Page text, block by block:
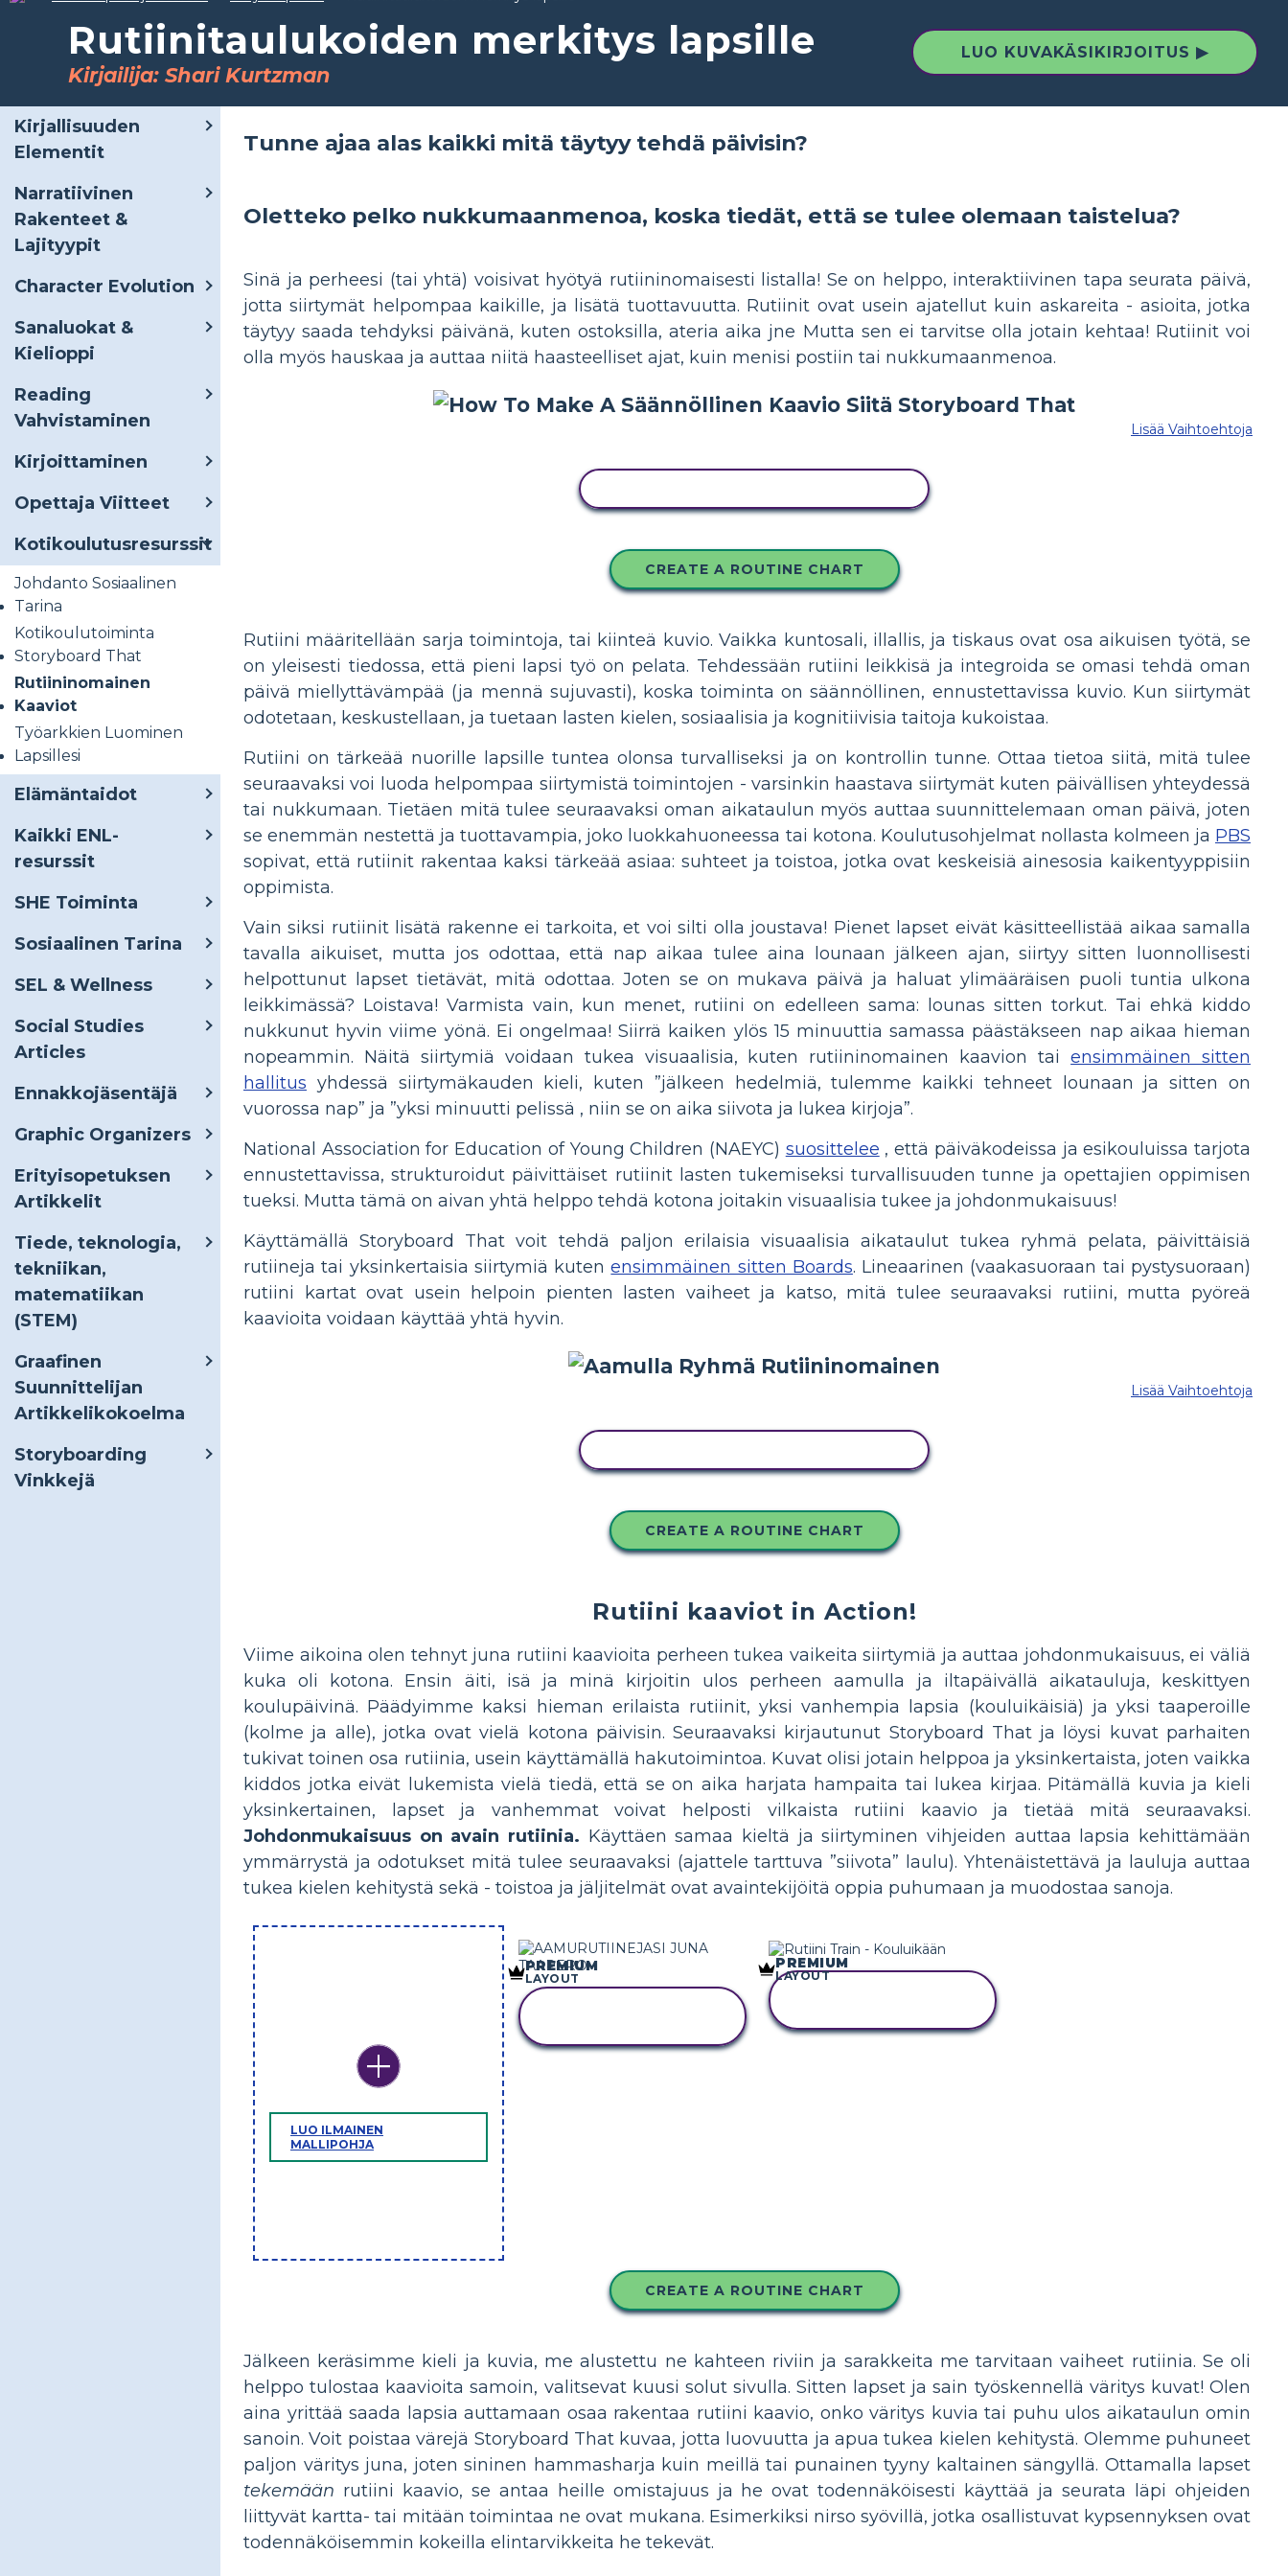
Rutiinitaulukoiden merkitys lapsille
Kirjailija: Shari Kurtzman
LUO KUVAKÄSIKIRJOITUS ▶
Kirjallisuuden
Elementit
Narratiivinen
Rakenteet &
Lajityypit
Character Evolution
Sanaluokat &
Kielioppi
Reading
Vahvistaminen
Kirjoittaminen
Opettaja Viitteet
Kotikoulutusresurssit
Johdanto Sosiaalinen
Tarina
Kotikoulutoiminta
Storyboard That
Rutiininomainen
Kaaviot
Työarkkien Luominen
Lapsillesi
Elämäntaidot
Kaikki ENL-
resurssit
SHE Toiminta
Sosiaalinen Tarina
SEL & Wellness
Social Studies
Articles
Ennakkojäsentäjä
Graphic Organizers
Erityisopetuksen
Artikkelit
Tiede, teknologia,
tekniikan,
matematiikan
(STEM)
Graafinen
Suunnittelijan
Artikkelikokoelma
Storyboarding
Vinkkejä
Tunne ajaa alas kaikki mitä täytyy tehdä päivisin?
Oletteko pelko nukkumaanmenoa, koska tiedät, että se tulee olemaan taistelua?
Sinä ja perheesi (tai yhtä) voisivat hyötyä rutiininomaisesti listalla! Se on helppo, interaktiivinen tapa seurata päivä,
jotta siirtymät helpompaa kaikille, ja lisätä tuottavuutta. Rutiinit ovat usein ajatellut kuin askareita - asioita, jotka
täytyy saada tehdyksi päivänä, kuten ostoksilla, ateria aika jne Mutta sen ei tarvitse olla jotain kehtaa! Rutiinit voi
olla myös hauskaa ja auttaa niitä haasteelliset ajat, kuin menisi postiin tai nukkumaanmenoa.
Lisää Vaihtoehtoja
CREATE A ROUTINE CHART
Rutiini määritellään sarja toimintoja, tai kiinteä kuvio. Vaikka kuntosali, illallis, ja tiskaus ovat osa aikuisen työtä, se
on yleisesti tiedossa, että pieni lapsi työ on pelata. Tehdessään rutiini leikkisä ja integroida se omasi tehdä oman
päivä miellyttävämpää (ja mennä sujuvasti), koska toiminta on säännöllinen, ennustettavissa kuvio. Kun siirtymät
odotetaan, keskustellaan, ja tuetaan lasten kielen, sosiaalisia ja kognitiivisia taitoja kukoistaa.
Rutiini on tärkeää nuorille lapsille tuntea olonsa turvalliseksi ja on kontrollin tunne. Ottaa tietoa siitä, mitä tulee
seuraavaksi voi luoda helpompaa siirtymistä toimintojen - varsinkin haastava siirtymät kuten päivällisen yhteydessä
tai nukkumaan. Tietäen mitä tulee seuraavaksi oman aikataulun myös auttaa suunnittelemaan oman päivä, joten
se enemmän nestettä ja tuottavampia, joko luokkahuoneessa tai kotona. Koulutusohjelmat nollasta kolmeen ja PBS
sopivat, että rutiinit rakentaa kaksi tärkeää asiaa: suhteet ja toistoa, jotka ovat keskeisiä ainesosia kaikentyyppisiin
oppimista.
Vain siksi rutiinit lisätä rakenne ei tarkoita, et voi silti olla joustava! Pienet lapset eivät käsitteellistää aikaa samalla
tavalla aikuiset, mutta jos odottaa, että nap aikaa tulee aina lounaan jälkeen ajan, siirtyy sitten luonnollisesti
helpottunut lapset tietävät, mitä odottaa. Joten se on mukava päivä ja haluat ylimääräisen puoli tuntia ulkona
leikkimässä? Loistava! Varmista vain, kun menet, rutiini on edelleen sama: lounas sitten torkut. Tai ehkä kiddo
nukkunut hyvin viime yönä. Ei ongelmaa! Siirrä kaiken ylös 15 minuuttia samassa päästäkseen nap aikaa hieman
nopeammin. Näitä siirtymiä voidaan tukea visuaalisia, kuten rutiininomainen kaavion taiensimmäinen sitten
hallitus yhdessä siirtymäkauden kieli, kuten ”jälkeen hedelmiä, tulemme kaikki tehneet lounaan ja sitten on
vuorossa nap” ja ”yksi minuutti pelissä , niin se on aika siivota ja lukea kirjoja”.
National Association for Education of Young Children (NAEYC) suosittelee , että päiväkodeissa ja esikouluissa tarjota
ennustettavissa, strukturoidut päivittäiset rutiinit lasten tukemiseksi turvallisuuden tunne ja opettajien oppimisen
tueksi. Mutta tämä on aivan yhtä helppo tehdä kotona joitakin visuaalisia tukee ja johdonmukaisuus!
Käyttämällä Storyboard That voit tehdä paljon erilaisia visuaalisia aikataulut tukea ryhmä pelata, päivittäisiä
rutiineja tai yksinkertaisia siirtymiä kutenensimmäinen sitten Boards. Lineaarinen (vaakasuoraan tai pystysuoraan)
rutiini kartat ovat usein helpoin pienten lasten vaiheet ja katso, mitä tulee seuraavaksi rutiini, mutta pyöreä
kaavioita voidaan käyttää yhtä hyvin.
Lisää Vaihtoehtoja
CREATE A ROUTINE CHART
Rutiini kaaviot in Action!
Viime aikoina olen tehnyt juna rutiini kaavioita perheen tukea vaikeita siirtymiä ja auttaa johdonmukaisuus, ei väliä
kuka oli kotona. Ensin äiti, isä ja minä kirjoitin ulos perheen aamulla ja iltapäivällä aikatauluja, keskittyen
koulupäivinä. Päädyimme kaksi hieman erilaista rutiinit, yksi vanhempia lapsia (kouluikäisiä) ja yksi taaperoille
(kolme ja alle), jotka ovat vielä kotona päivisin. Seuraavaksi kirjautunut Storyboard That ja löysi kuvat parhaiten
tukivat toinen osa rutiinia, usein käyttämällä hakutoimintoa. Kuvat olisi jotain helppoa ja yksinkertaista, joten vaikka
kiddos jotka eivät lukemista vielä tiedä, että se on aika harjata hampaita tai lukea kirjaa. Pitämällä kuvia ja kieli
yksinkertainen, lapset ja vanhemmat voivat helposti vilkaista rutiini kaavio ja tietää mitä seuraavaksi.
Johdonmukaisuus on avain rutiinia. Käyttäen samaa kieltä ja siirtyminen vihjeiden auttaa lapsia kehittämään
ymmärrystä ja odotukset mitä tulee seuraavaksi (ajattele tarttuva ”siivota” laulu). Yhtenäistettävä ja lauluja auttaa
tukea kielen kehitystä sekä - toistoa ja jäljitelmät ovat avaintekijöitä oppia puhumaan ja muodostaa sanoja.
LUO ILMAINEN
MALLIPOHJA
PREMIUM
LAYOUT
PREMIUM
LAYOUT
CREATE A ROUTINE CHART
Jälkeen keräsimme kieli ja kuvia, me alustettu ne kahteen riviin ja sarakkeita me tarvitaan vaiheet rutiinia. Se oli
helppo tulostaa kaavioita samoin, valitsevat kuusi solut sivulla. Sitten lapset ja sain työskennellä väritys kuvat! Olen
aina yrittää saada lapsia auttamaan osaa rakentaa rutiini kaavio, onko väritys kuvia tai puhu ulos aikataulun omin
sanoin. Voit poistaa värejä Storyboard That kuvaa, jotta luovuutta ja apua tukea kielen kehitystä. Olemme puhuneet
paljon väritys juna, joten sininen hammasharja kuin meillä tai punainen tyyny kaltainen sängyllä. Ottamalla lapset
tekemään rutiini kaavio, se antaa heille omistajuus ja he ovat todennäköisesti käyttää ja seurata läpi ohjeiden
liittyvät kartta- tai mitään toimintaa ne ovat mukana. Esimerkiksi nirso syövillä, jotka osallistuvat kypsennyksen ovat
todennäköisemmin kokeilla elintarvikkeita he tekevät.